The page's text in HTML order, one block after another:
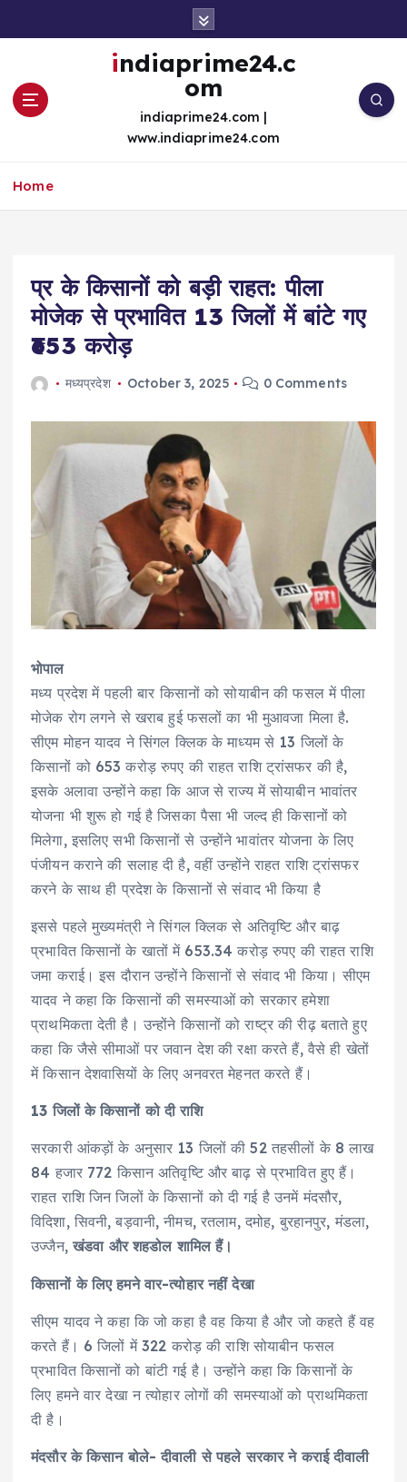
indiaprime24.c
om
indiaprime24.com |
www.indiaprime24.com
Home
प्र के किसानों को बड़ी राहत: पीला
मोजेक से प्रभावित 13 जिलों में बांटे गए
₹653 करोड़
मध्यप्रदेश October 3, 2025 0 Comments
भोपाल
मध्य प्रदेश में पहली बार किसानों को सोयाबीन की फसल में पीला
मोजेक रोग लगने से खराब हुई फसलों का भी मुआवजा मिला है.
सीएम मोहन यादव ने सिंगल क्लिक के माध्यम से 13 जिलों के
किसानों को 653 करोड़ रुपए की राहत राशि ट्रांसफर की है,
इसके अलावा उन्होंने कहा कि आज से राज्य में सोयाबीन भावांतर
योजना भी शुरू हो गई है जिसका पैसा भी जल्द ही किसानों को
मिलेगा, इसलिए सभी किसानों से उन्होंने भावांतर योजना के लिए
पंजीयन कराने की सलाह दी है, वहीं उन्होंने राहत राशि ट्रांसफर
करने के साथ ही प्रदेश के किसानों से संवाद भी किया है
इससे पहले मुख्यमंत्री ने सिंगल क्लिक से अतिवृष्टि और बाढ़
प्रभावित किसानों के खातों में 653.34 करोड़ रुपए की राहत राशि
जमा कराई। इस दौरान उन्होंने किसानों से संवाद भी किया। सीएम
यादव ने कहा कि किसानों की समस्याओं को सरकार हमेशा
प्राथमिकता देती है। उन्होंने किसानों को राष्ट्र की रीढ़ बताते हुए
कहा कि जैसे सीमाओं पर जवान देश की रक्षा करते हैं, वैसे ही खेतों
में किसान देशवासियों के लिए अनवरत मेहनत करते हैं।
13 जिलों के किसानों को दी राशि
सरकारी आंकड़ों के अनुसार 13 जिलों की 52 तहसीलों के 8 लाख
84 हजार 772 किसान अतिवृष्टि और बाढ़ से प्रभावित हुए हैं।
राहत राशि जिन जिलों के किसानों को दी गई है उनमें मंदसौर,
विदिशा, सिवनी, बड़वानी, नीमच, रतलाम, दमोह, बुरहानपुर, मंडला,
उज्जैन,खंडवा और शहडोल शामिल हैं।
किसानों के लिए हमने वार-त्योहार नहीं देखा
सीएम यादव ने कहा कि जो कहा है वह किया है और जो कहते हैं वह
करते हैं। 6 जिलों में 322 करोड़ की राशि सोयाबीन फसल
प्रभावित किसानों को बांटी गई है। उन्होंने कहा कि किसानों के
लिए हमने वार देखा न त्योहार लोगों की समस्याओं को प्राथमिकता
दी है।
मंदसौर के किसान बोले- दीवाली से पहले सरकार ने कराई दीवाली